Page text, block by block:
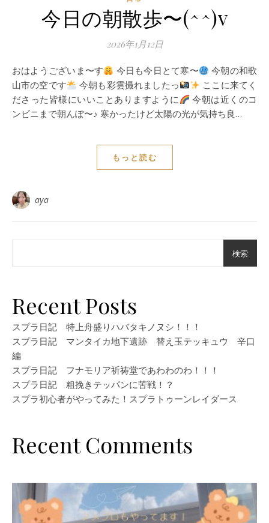
今日の朝散歩〜(^^)v
2026年1月12日
おはようございま〜す 今日も今日とて寒〜
今朝の和歌
山市の空です
今朝も彩雲撮れましたっ
ここに来てく
ださった皆様にいいことありますように
今朝は近くのコ
ンビニまで朝んぽ〜♪ 寒かったけど太陽の光が気持ち良…
もっと読む
aya
検索
Recent Posts
スプラ日記 特上舟盛りハバタキノヌシ！！！
スプラ日記 マンタイカ地下遺跡 替え玉テッキュウ 辛口
編
スプラ日記 フナモリア祈祷堂であわわのわ！！！
スプラ日記 粗挽きテッパンに苦戦！？
スプラ初心者がやってみた！スプラトゥーンレイダース
Recent Comments